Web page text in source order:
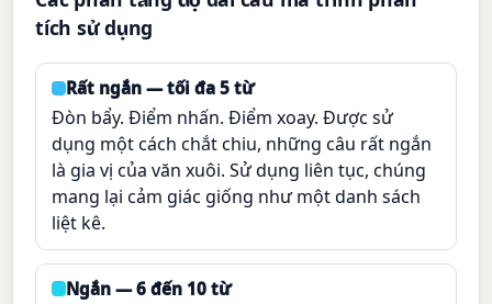
tích sử dụng
Rất ngắn — tối đa 5 từ
Đòn bẩy. Điểm nhấn. Điểm xoay. Được sử
dụng một cách chắt chiu, những câu rất ngắn
là gia vị của văn xuôi. Sử dụng liên tục, chúng
mang lại cảm giác giống như một danh sách
liệt kê.
Ngắn — 6 đến 10 từ